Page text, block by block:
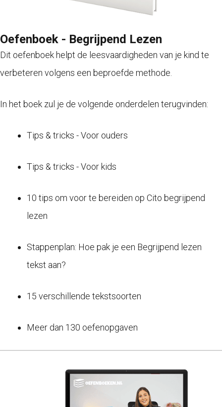
Oefenboek - Begrijpend Lezen
Dit oefenboek helpt de leesvaardigheden van je kind te
verbeteren volgens een beproefde methode.
In het boek zul je de volgende onderdelen terugvinden:
Tips & tricks - Voor ouders
Tips & tricks - Voor kids
10 tips om voor te bereiden op Cito begrijpend
lezen
Stappenplan: Hoe pak je een Begrijpend lezen
tekst aan?
15 verschillende tekstsoorten
Meer dan 130 oefenopgaven